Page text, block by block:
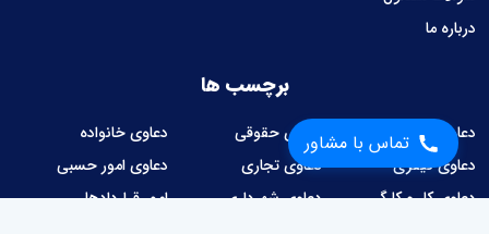
تماس با مشاور
درباره ما
برچسب ها
دعاوی ملکی دعاوی حقوقی
دعاوی خانواده
دعاوی کیفری
دعاوی تجاری
دعاوی امور حسبی
دعاوی کار و کارگر
دعاوی شهرداری
امور قراردادها